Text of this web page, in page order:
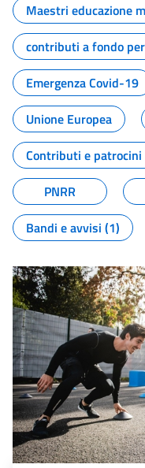
Maestri educazione
contributi a fondo
Emergenza Covid-19
Unione Europea
Contributi e patrocini
PNRR
Bandi e avvisi (1)